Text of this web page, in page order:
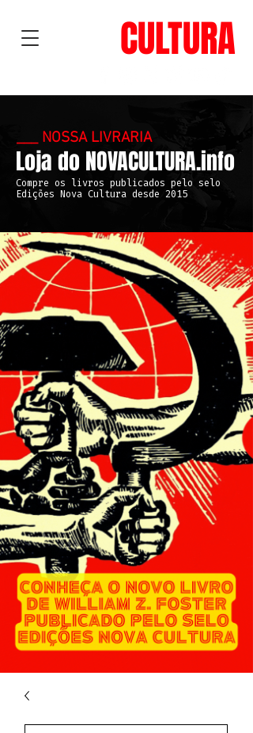
CULTURA
___ NOSSA LIVRARIA
Loja do NOVACULTURA.info
Compre os livros publicados pelo selo
Edições Nova Cultura desde 2015